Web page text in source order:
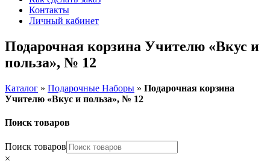
Контакты
Личный кабинет
Подарочная корзина Учителю «Вкус и
польза», № 12
Каталог » Подарочные Наборы » Подарочная корзина
Учителю «Вкус и польза», № 12
Поиск товаров
Поиск товаров
×